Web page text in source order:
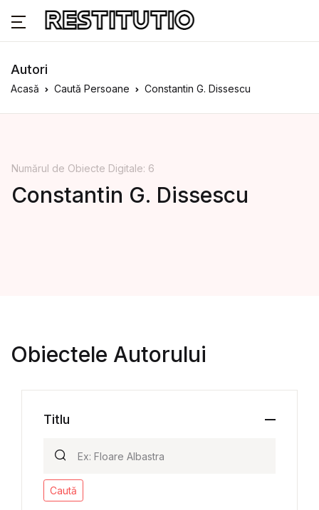
Autori
Acasă Caută Persoane Constantin G. Dissescu
Numărul de Obiecte Digitale: 6
Constantin G. Dissescu
Obiectele Autorului
Titlu
Caută